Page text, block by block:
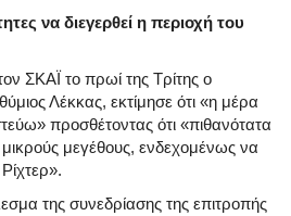
να διεγερθεί η περιοχή του
ΣΚΑΪ το πρωί της Τρίτης ο
Λέκκας, εκτίμησε ότι «η μέρα
προσθέτοντας ότι «πιθανότατα
μεγέθους, ενδεχομένως να
της συνεδρίασης της επιτροπής